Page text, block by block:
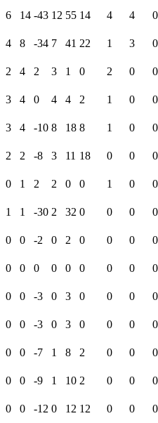
6 14 -43 12 55 14 4 4
0
4 8 -34 7 41 22 1 3
0
2 4 2 3 1 0 2 0
0
3 4 0 4 4 2 1 0
0
3 4 -10 8 18 8 1 0 0
2 2 -8 3 11 18 0 0
0
0 1 2 2 0 0 1 0 0
1 1 -30 2 32 0 0 0
0
0 0 -2 0 2 0 0 0 0
0 0 0 0 0 0 0 0
0
0 0 -3 0 3 0 0 0
0
0 0 -3 0 3 0 0 0 0
0 0 -7 1 8 2 0 0
0
0 0 -9 1 10 2 0 0 0
0 0 -12 0 12 12 0 0
0